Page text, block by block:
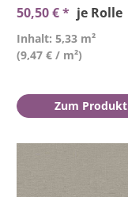
50,50 € * je Rolle
Inhalt: 5,33 m²
(9,47 € / m²)
Zum Produkt